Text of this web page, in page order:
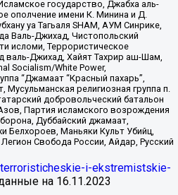
государство, Джабха аль-
ополчение имени К. Минина и Д.
уа Тагьаля SHAM, АУМ Синрике,
Валь-Джихад, Чистопольский
исломи, Террористическое
валь-Джихад, Хайят Тахрир аш-Шам,
Socialism/White Power,
“Джамаат “Красный пахарь”,
Мусульманская религиозная группа п.
добровольческий батальон
Партия исламского возрождения
Дуббайский джамаат,
Белхороев, Маньяки Культ Убийц,
Свобода России, Айдар, Русский
i-ekstremistskie-
на 16.11.2023